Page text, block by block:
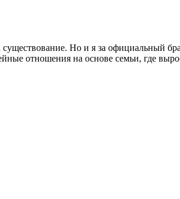
Но и я за официальный
отношения на основе семьи, где